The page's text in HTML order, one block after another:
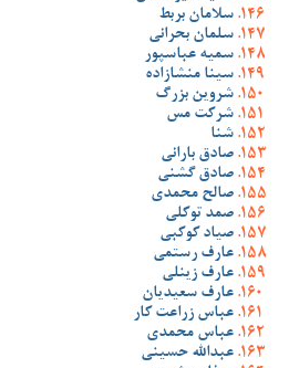
سلامان بربط
سلمان بحرانی
سمیه عباسپور
سینا منشازاده
شروین بزرگ
شرکت مس
شنا
صادق بارانی
صادق گشنی
صالح محمدی
صمد توکلی
صیاد کوکبی
عارف رستمی
عارف زینلی
عارف سعیدیان
عباس زراعت کار
عباس محمدی
عبدالله حسینی